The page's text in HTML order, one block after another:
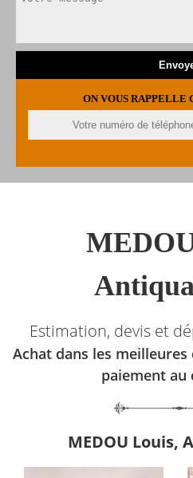
ON VOUS RAPPELLE
Estimation, devis et
Achat dans les
paiement au
MEDOU Louis,